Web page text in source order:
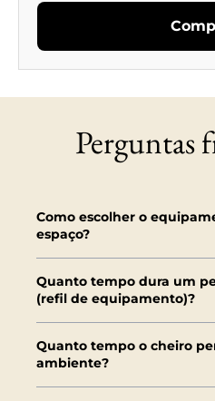
Perguntas
Como escolher o
espaço?
Quanto tempo dura um
(refil de equipamento)?
Quanto tempo o cheiro
ambiente?